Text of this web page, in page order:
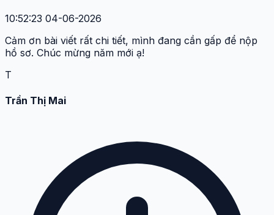
10:52:23 04-06-2026
Cảm ơn bài viết rất chi tiết, mình đang cần gấp để nộp
hồ sơ. Chúc mừng năm mới ạ!
T
Trần Thị Mai